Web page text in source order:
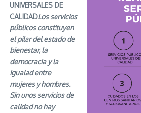
UNIVERSALES DE
CALIDADLos servicios
públicos constituyen
el pilar del estado de
bienestar, la
democracia y la
igualad entre
mujeres y hombres.
Sin unos servicios de
calidad no hay